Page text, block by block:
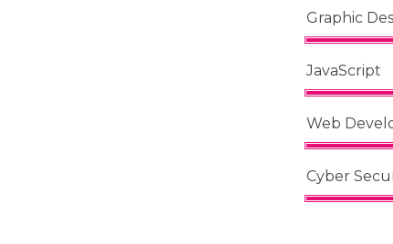
Graphic
JavaScript
Web
Cyber